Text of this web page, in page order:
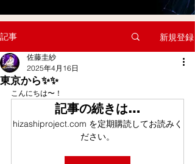
記事 新規登録
東京から✨✨
佐藤圭紗
2025年4月16日
こんにちは〜！
記事の続きは…
hizashiproject.com を定期購読してお読みく
ださい。